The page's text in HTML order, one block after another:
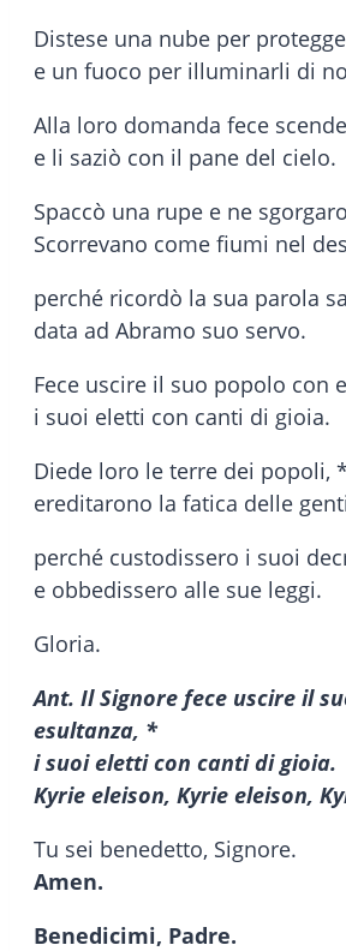
Distese una nube per
e un fuoco per illuminarli di
Alla loro domanda fece
e li saziò con il pane del cielo.
Spaccò una rupe e ne
Scorrevano come fiumi nel
perché ricordò la sua parola
data ad Abramo suo servo.
Fece uscire il suo popolo con
i suoi eletti con canti di gioia.
Diede loro le terre dei popoli, *
ereditarono la fatica delle
perché custodissero i suoi
e obbedissero alle sue leggi.
Gloria.
Ant. Il Signore fece uscire il
esultanza, *
i suoi eletti con canti di gioia.
Kyrie eleison, Kyrie eleison,
Tu sei benedetto, Signore.
Amen.
Benedicimi, Padre.